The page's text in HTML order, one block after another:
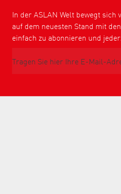
In der ASLAN Welt bewegt
auf dem neuesten Stand mit
einfach zu abonnieren und